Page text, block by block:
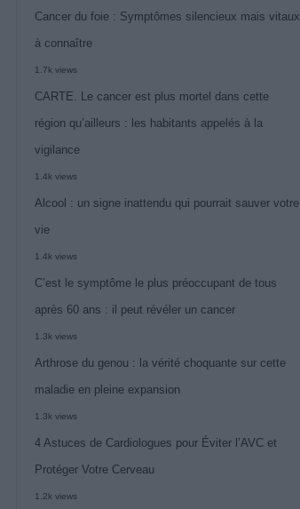
Cancer du foie : Symptômes silencieux mais vitaux
à connaître
1.7k views
CARTE. Le cancer est plus mortel dans cette
région qu’ailleurs : les habitants appelés à la
vigilance
1.4k views
Alcool : un signe inattendu qui pourrait sauver votre
vie
1.4k views
C’est le symptôme le plus préoccupant de tous
après 60 ans : il peut révéler un cancer
1.3k views
Arthrose du genou : la vérité choquante sur cette
maladie en pleine expansion
1.3k views
4 Astuces de Cardiologues pour Éviter l’AVC et
Protéger Votre Cerveau
1.2k views